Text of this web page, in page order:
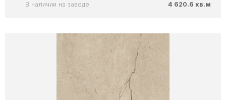
В наличии на заводе 4 620.6 кв.м